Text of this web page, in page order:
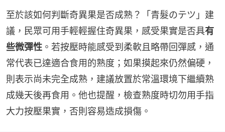
至於該如何判斷奇異果是否成熟？「青髮のテツ」建
議，民眾可用手輕輕握住奇異果，感受果實是否具有
些微彈性 。若按壓時能感受到柔軟且略帶回彈感，通
常代表已達適合食用的熟度；如果摸起來仍然偏硬，
則表示尚未完全成熟，建議放置於常溫環境下繼續熟
成幾天後再食用。他也提醒，檢查熟度時切勿用手指
大力按壓果實，否則容易造成損傷。